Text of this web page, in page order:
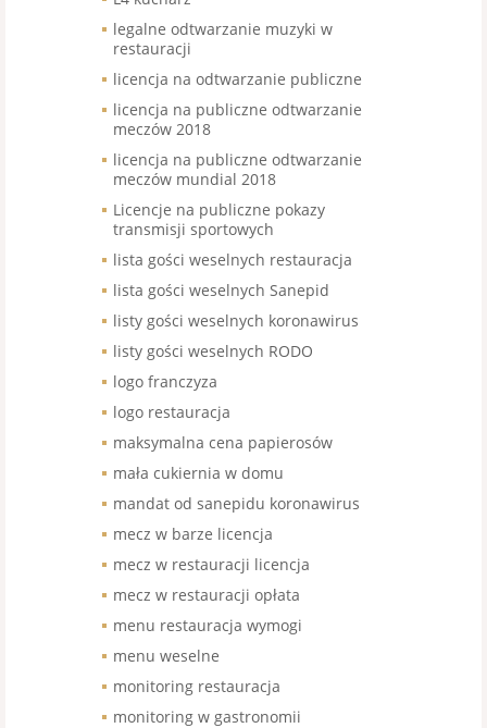
legalne odtwarzanie muzyki w
restauracji
licencja na odtwarzanie publiczne
licencja na publiczne odtwarzanie
meczów 2018
licencja na publiczne odtwarzanie
meczów mundial 2018
Licencje na publiczne pokazy
transmisji sportowych
lista gości weselnych restauracja
lista gości weselnych Sanepid
listy gości weselnych koronawirus
listy gości weselnych RODO
logo franczyza
logo restauracja
maksymalna cena papierosów
mała cukiernia w domu
mandat od sanepidu koronawirus
mecz w barze licencja
mecz w restauracji licencja
mecz w restauracji opłata
menu restauracja wymogi
menu weselne
monitoring restauracja
monitoring w gastronomii